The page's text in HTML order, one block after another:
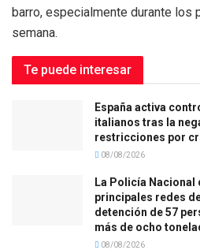
barro, especialmente durante los
semana.
Te puede interesar
España activa
italianos tras la
restricciones por
08/08/2026
La Policía Nacional
principales redes
detención de 57
más de ocho
08/08/2026